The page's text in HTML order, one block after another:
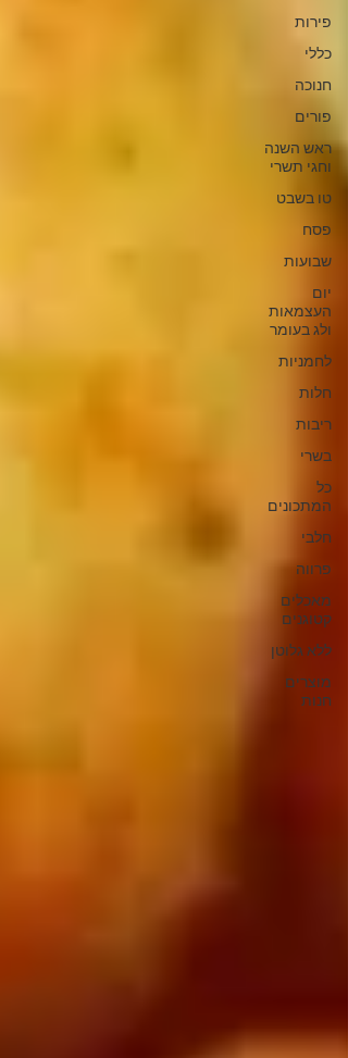
פירות
כללי
חנוכה
פורים
ראש השנה
וחגי תשרי
טו בשבט
פסח
שבועות
יום
העצמאות
ולג בעומר
לחמניות
חלות
ריבות
בשרי
כל
המתכונים
חלבי
פרווה
מאכלים
קטוגנים
ללא גלוטן
מוצרים
חנות